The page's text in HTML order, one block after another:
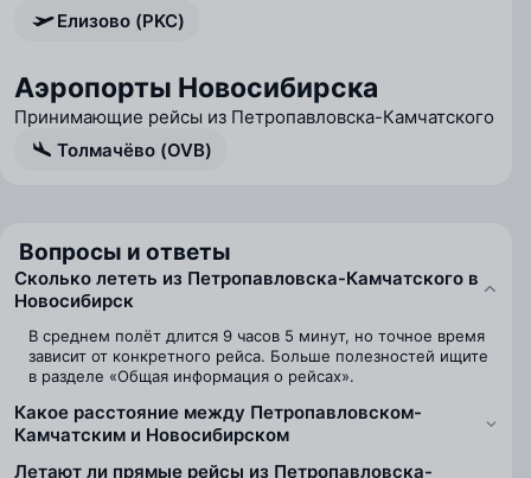
Елизово (PKC)
Аэропорты Новосибирска
Принимающие рейсы из Петропавловска-Камчатского
Толмачёво (OVB)
Вопросы и ответы
Сколько лететь из Петропавловска-Камчатского в
Новосибирск
В среднем полёт длится 9 часов 5 минут, но точное время
зависит от конкретного рейса. Больше полезностей ищите
в разделе «Общая информация о рейсах».
Какое расстояние между Петропавловском-
Камчатским и Новосибирском
Летают ли прямые рейсы из Петропавловска-